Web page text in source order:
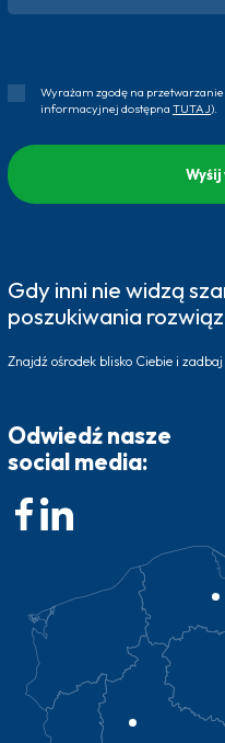
Wyrażam zgodę na
informacyjnej dostępna TUTAJ).
Gdy inni nie widzą
poszukiwania
Znajdź ośrodek blisko Ciebie i zadbaj
Odwiedź nasze
social media: